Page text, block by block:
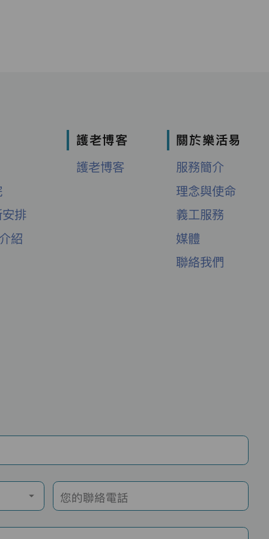
排
紹
護老博客
護老博客
關於樂活易
服務簡介
理念與使命
義工服務
媒體
聯絡我們
您的聯絡電話